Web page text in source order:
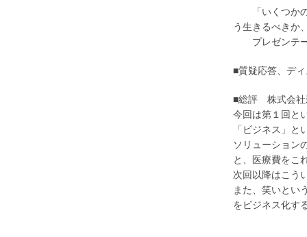
「いくつかの
う生きるべきか
プレゼンテ
■質疑応答、デ
■総評 株式会
今回は第１回と
「ビジネス」
ソリューション
と、医療費をこ
次回以降はこう
また、笑いとい
をビジネス化す